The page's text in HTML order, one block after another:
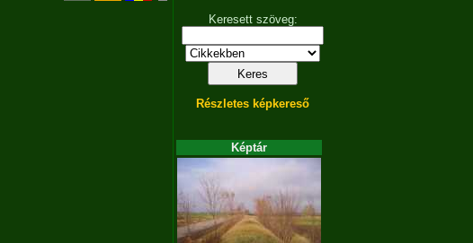
Keresett szöveg:
Részletes képkereső
Képtár